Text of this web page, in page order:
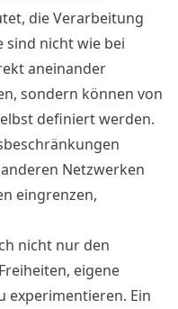
die Verarbeitung
nicht wie bei
aneinander
sondern können von
definiert werden.
Netzwerken
eingrenzen,
nicht nur den
eigene
experimentieren. Ein